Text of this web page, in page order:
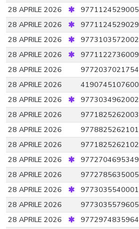
28 APRILE 2026
9771124529005
28 APRILE 2026
9771124529029
28 APRILE 2026
9773103572002
28 APRILE 2026
9771122736009
28 APRILE 2026
9772037021754
28 APRILE 2026
4190745107600
28 APRILE 2026
9773034962002
28 APRILE 2026
9771825262003
28 APRILE 2026
9778825262101
28 APRILE 2026
9771825262102
28 APRILE 2026
9772704695349
28 APRILE 2026
9772785635005
28 APRILE 2026
9773035540001
28 APRILE 2026
9773035579605
28 APRILE 2026
9772974835964